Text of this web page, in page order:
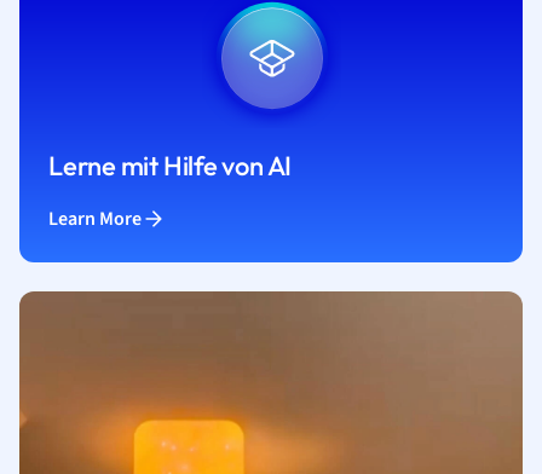
Lerne mit Hilfe von AI
Learn More